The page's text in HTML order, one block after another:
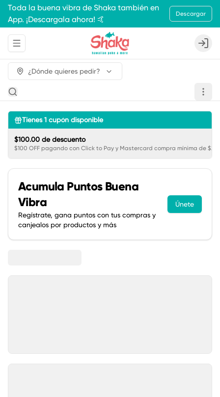
Toda la buena vibra de Shaka también en
App. ¡Descargala ahora! 🤙
Descargar
Abrir menu de navegación Login
¿Dónde quieres pedir?
Tienes1 cupón disponible
$100.00 de descuento
$100 OFF pagando con Click to Pay y Mastercard compra mínima de
Acumula Puntos Buena
Vibra
Regístrate, gana puntos con tus compras y
canjealos por productos y más
Únete